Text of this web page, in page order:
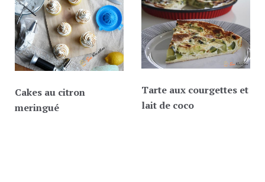
Cakes au citron
meringué
Tarte aux courgettes et
lait de coco